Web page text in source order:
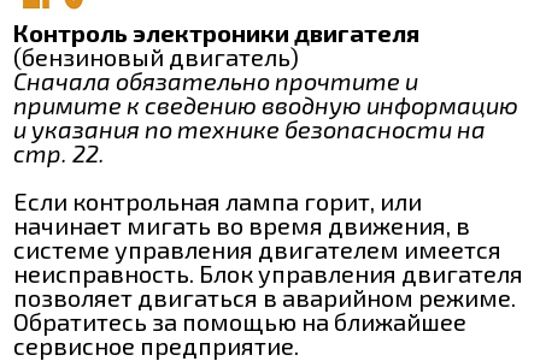
Контроль электроники двигателя
(бензиновый двигатель)
Сначала обязательно прочтите и
примите к сведению вводную информацию
и указания по технике безопасности на
стр. 22.
Если контрольная лампа горит, или
начинает мигать во время движения, в
системе управления двигателем имеется
неисправность. Блок управления двигателя
позволяет двигаться в аварийном режиме.
Обратитесь за помощью на ближайшее
сервисное предприятие.